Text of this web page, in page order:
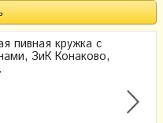
пивная кружка с
ЗиК Конаково,